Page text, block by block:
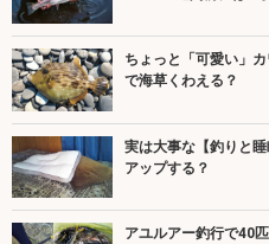
ちょっと「可愛い」
で海草くわえる？
実は大事な【釣りと
アップする？
アユルアー釣行で40